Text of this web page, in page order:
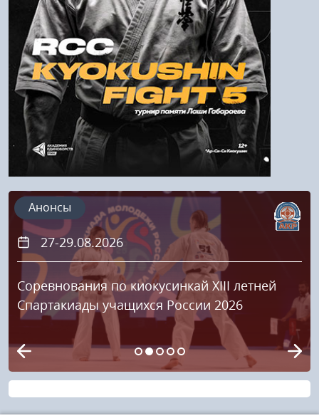
Напомнить пароль
Регистрация
20.09.2026
Кубок «Храброе сердце 2026»
Анонсы